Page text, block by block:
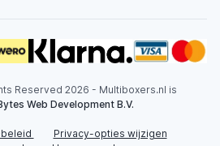
Reserved 2026 - Multiboxers.nl is
Web Development B.V.
Privacy-opties wijzigen